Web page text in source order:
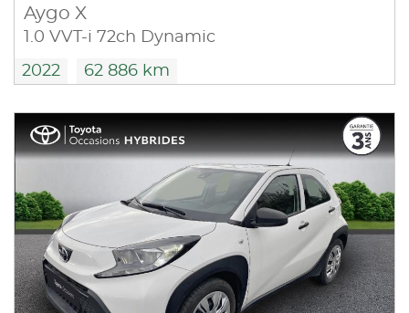
Aygo X
1.0 VVT-i 72ch Dynamic
2022 62 886 km